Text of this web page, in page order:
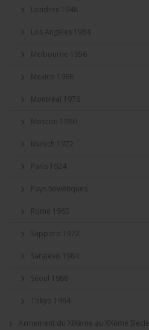
Londres 1948
Los Angeles 1984
Melbourne 1956
Mexico 1968
Montréal 1976
Moscou 1980
Munich 1972
Paris 1924
Pays Soviètiques
Rome 1960
Sapporo 1972
Sarajevo 1984
Séoul 1988
Tokyo 1964
Armement du XIXème au XXème Siècle